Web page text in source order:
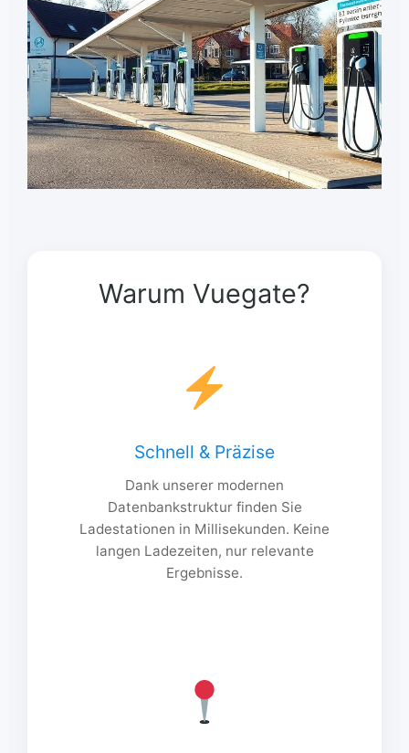
Warum Vuegate?
Schnell & Präzise
Dank unserer modernen
Datenbankstruktur finden Sie
Ladestationen in Millisekunden. Keine
langen Ladezeiten, nur relevante
Ergebnisse.